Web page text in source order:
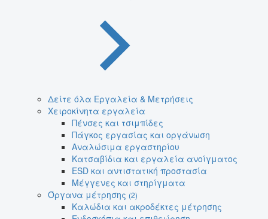
Δείτε όλα Εργαλεία & Μετρήσεις
Χειροκίνητα εργαλεία
Πένσες και τσιμπίδες
Πάγκος εργασίας και οργάνωση
Αναλώσιμα εργαστηρίου
Κατσαβίδια και εργαλεία ανοίγματος
ESD και αντιστατική προστασία
Μέγγενες και στηρίγματα
Όργανα μέτρησης (2)
Καλώδια και ακροδέκτες μέτρησης